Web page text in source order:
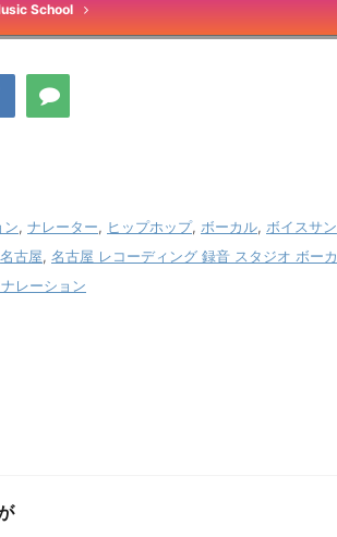
School
ン, ナレーター, ヒップホップ, ボーカル, ボイスサン
名古屋, 名古屋 レコーディング 録音 スタジオ ボーカ
レーション